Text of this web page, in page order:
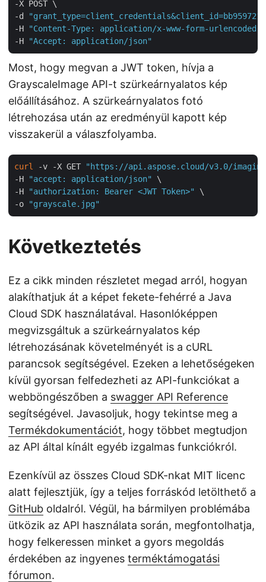
-X POST \
-d
"grant_type=client_credentials&client_id=bb959721-
-H
"Content-Type: application/x-www-form-urlencoded"
-H
"Accept: application/json"
Most, hogy megvan a JWT token, hívja a
GrayscaleImage API-t szürkeárnyalatos kép
előállításához. A szürkeárnyalatos fotó
létrehozása után az eredményül kapott kép
visszakerül a válaszfolyamba.
curl -v -X GET
"https://api.aspose.cloud/v3.0/
-H
"accept: application/json"
\
-H
"authorization: Bearer <JWT Token>"
\
-o
"grayscale.jpg"
Következtetés
Ez a cikk minden részletet megad arról, hogyan
alakíthatjuk át a képet fekete-fehérré a Java
Cloud SDK használatával. Hasonlóképpen
megvizsgáltuk a szürkeárnyalatos kép
létrehozásának követelményét is a cURL
parancsok segítségével. Ezeken a lehetőségeken
kívül gyorsan felfedezheti az API-funkciókat a
webböngészőben a swagger API Reference
segítségével. Javasoljuk, hogy tekintse meg a
Termékdokumentációt, hogy többet megtudjon
az API által kínált egyéb izgalmas funkciókról.
Ezenkívül az összes Cloud SDK-nkat MIT licenc
alatt fejlesztjük, így a teljes forráskód letölthető a
GitHub oldalról. Végül, ha bármilyen problémába
ütközik az API használata során, megfontolhatja,
hogy felkeressen minket a gyors megoldás
érdekében az ingyenes terméktámogatási
fórumon.